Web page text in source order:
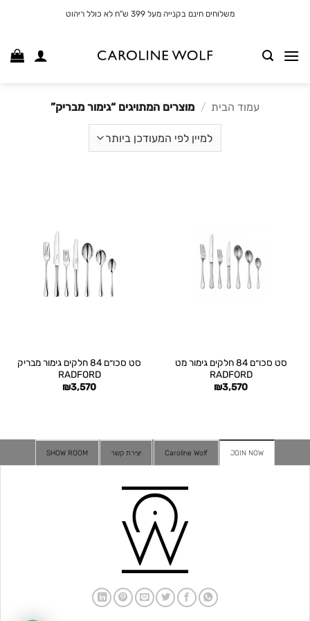
משלוחים חינם בקנייה מעל 399 ש"ח לא כולל ריהוט
עמוד הבית / מוצרים המתויגים “גימור מבריק”
סט סכו״ם 84 חלקים גימור מט
RADFORD
₪3,570
סט סכו״ם 84 חלקים גימור מבריק
RADFORD
₪3,570
JOIN NOW
Caroline Wolf יצירת קשר SHOW ROOM